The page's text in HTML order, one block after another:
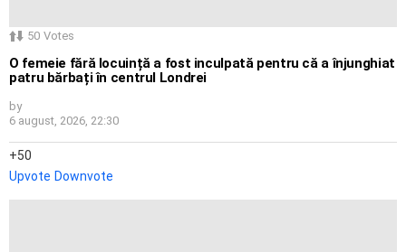
50 Votes
O femeie fără locuință a fost inculpată pentru că a înjunghiat
patru bărbați în centrul Londrei
by
6 august, 2026, 22:30
50
Upvote Downvote